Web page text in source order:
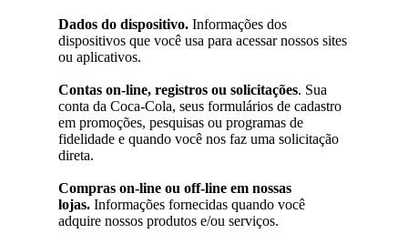
Dados do dispositivo. Informações dos
dispositivos que você usa para acessar nossos sites
ou aplicativos.
Contas on-line, registros ou solicitações. Sua
conta da Coca-Cola, seus formulários de cadastro
em promoções, pesquisas ou programas de
fidelidade e quando você nos faz uma solicitação
direta.
Compras on-line ou off-line em nossas
lojas. Informações fornecidas quando você
adquire nossos produtos e/ou serviços.